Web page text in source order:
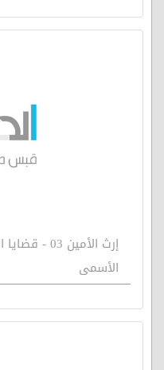
إرث
الأسمى